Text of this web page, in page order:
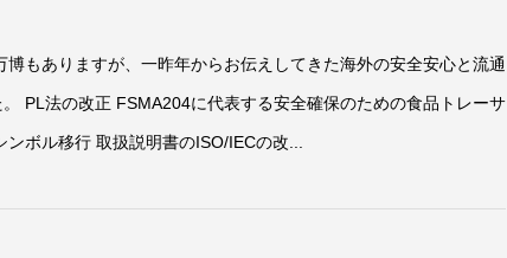
もありますが、一昨年からお伝えしてきた海外の安全安心と流通
PL法の改正 FSMA204に代表する安全確保のための食品トレーサ
ボル移行 取扱説明書のISO/IECの改...